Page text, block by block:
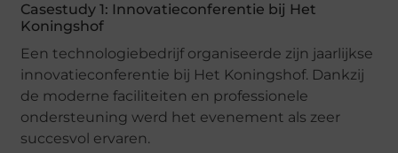
Casestudy 1: Innovatieconferentie bij Het
Koningshof
Een technologiebedrijf organiseerde zijn jaarlijkse
innovatieconferentie bij Het Koningshof. Dankzij
de moderne faciliteiten en professionele
ondersteuning werd het evenement als zeer
succesvol ervaren.